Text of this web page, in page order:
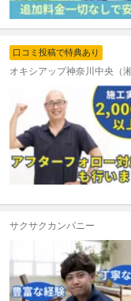
口コミ投稿で特典あり
オキシアップ神奈川中央（
サクサクカンパニー